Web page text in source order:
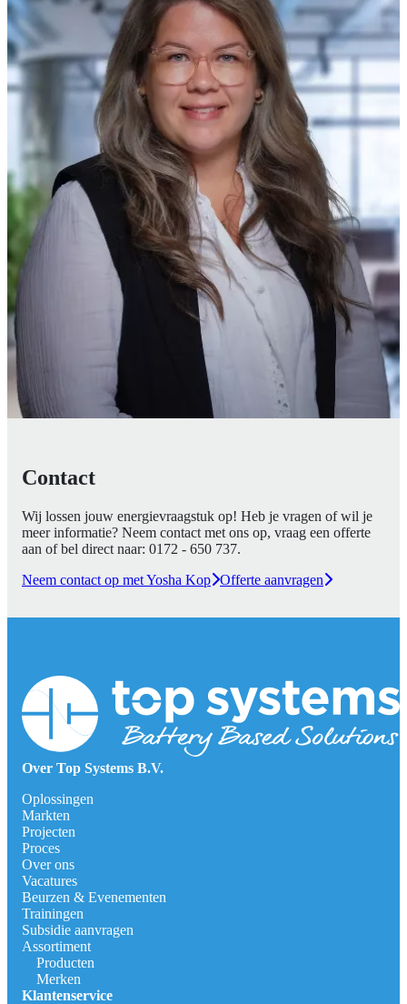
Contact
Wij lossen jouw energievraagstuk op! Heb je vragen of wil je
meer informatie? Neem contact met ons op, vraag een offerte
aan of bel direct naar: 0172 - 650 737.
Neem contact op met Yosha Kop Offerte aanvragen
Over Top Systems B.V.
Oplossingen
Markten
Projecten
Proces
Over ons
Vacatures
Beurzen & Evenementen
Trainingen
Subsidie aanvragen
Assortiment
Producten
Merken
Klantenservice